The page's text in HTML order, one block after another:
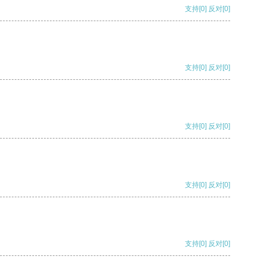
支持[0] 反对[0]
支持[0] 反对[0]
支持[0] 反对[0]
支持[0] 反对[0]
支持[0] 反对[0]